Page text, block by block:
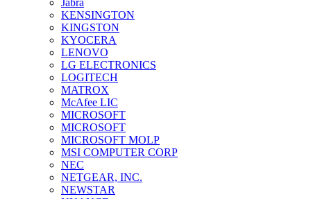
KENSINGTON
KINGSTON
KYOCERA
LENOVO
LG ELECTRONICS
LOGITECH
MATROX
McAfee LIC
MICROSOFT
MICROSOFT
MICROSOFT MOLP
MSI COMPUTER CORP
NEC
NETGEAR, INC.
NEWSTAR